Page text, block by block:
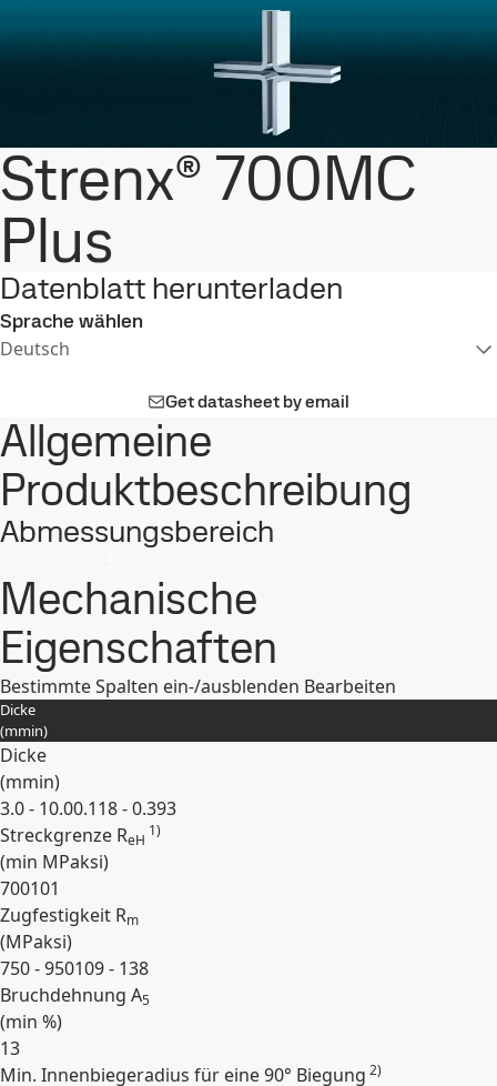
Strenx® 700MC
Plus
Datenblatt herunterladen
Sprache wählen
Deutsch
Get datasheet by email
Allgemeine
Produktbeschreibung
Abmessungsbereich
Mechanische
Eigenschaften
Bestimmte Spalten ein-/ausblenden Bearbeiten
Dicke
(mmin)
Dicke
(mmin)
3.0 - 10.00.118 - 0.393
Streckgrenze ReH
1)
(min MPaksi)
700101
Zugfestigkeit Rm
(MPaksi)
750 - 950109 - 138
Bruchdehnung A5
(min %)
13
Min. Innenbiegeradius für eine 90° Biegung 2)